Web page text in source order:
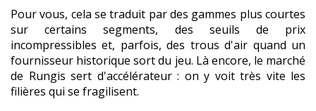
Pour vous, cela se traduit par des gammes plus courtes
sur certains segments, des seuils de prix
incompressibles et, parfois, des trous d'air quand un
fournisseur historique sort du jeu. Là encore, le marché
de Rungis sert d'accélérateur : on y voit très vite les
filières qui se fragilisent.